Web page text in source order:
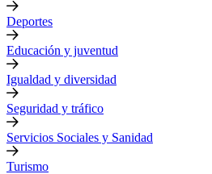
Deportes
Educación y juventud
Igualdad y diversidad
Seguridad y tráfico
Servicios Sociales y Sanidad
Turismo